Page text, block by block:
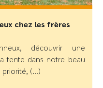
chez les frères
découvrir une
tente dans notre beau
(...)